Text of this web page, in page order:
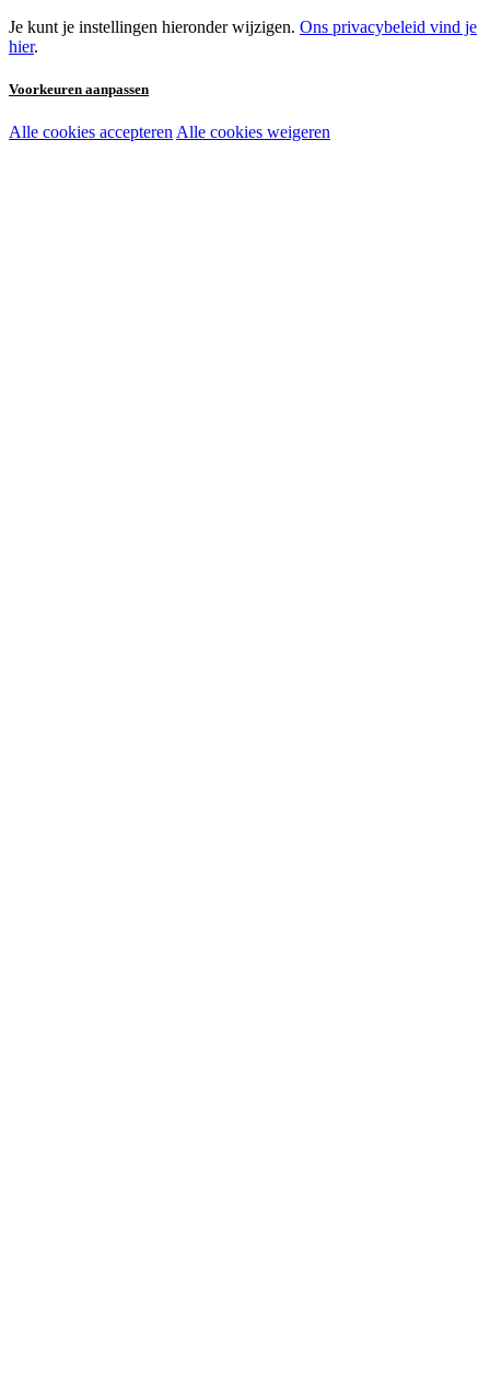
Je kunt je instellingen hieronder wijzigen. Ons privacybeleid vind je
hier.
Voorkeuren aanpassen
Noodzakelijke cookies:
Alle cookies accepteren Alle cookies weigeren